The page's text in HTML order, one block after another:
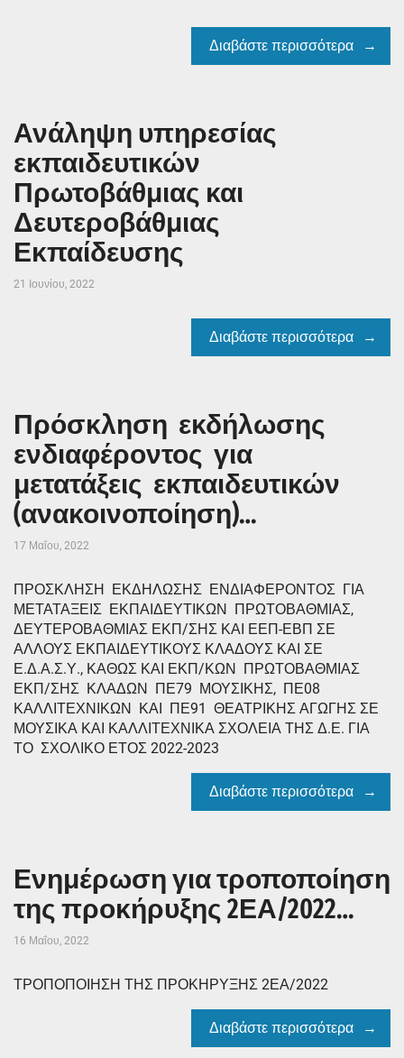
Διαβάστε περισσότερα
Ανάληψη υπηρεσίας
εκπαιδευτικών
Πρωτοβάθμιας και
Δευτεροβάθμιας
Εκπαίδευσης
21 Ιουνίου, 2022
Διαβάστε περισσότερα
Πρόσκληση εκδήλωσης
ενδιαφέροντος για
μετατάξεις εκπαιδευτικών
(ανακοινοποίηση)…
17 Μαΐου, 2022
ΠΡΟΣΚΛΗΣΗ ΕΚΔΗΛΩΣΗΣ ΕΝΔΙΑΦΕΡΟΝΤΟΣ ΓΙΑ
ΜΕΤΑΤΑΞΕΙΣ ΕΚΠΑΙΔΕΥΤΙΚΩΝ ΠΡΩΤΟΒΑΘΜΙΑΣ,
ΔΕΥΤΕΡΟΒΑΘΜΙΑΣ ΕΚΠ/ΣΗΣ ΚΑΙ ΕΕΠ-ΕΒΠ ΣΕ
ΑΛΛΟΥΣ ΕΚΠΑΙΔΕΥΤΙΚΟΥΣ ΚΛΑΔΟΥΣ ΚΑΙ ΣΕ
Ε.Δ.Α.Σ.Υ., ΚΑΘΩΣ ΚΑΙ ΕΚΠ/ΚΩΝ ΠΡΩΤΟΒΑΘΜΙΑΣ
ΕΚΠ/ΣΗΣ ΚΛΑΔΩΝ ΠΕ79 ΜΟΥΣΙΚΗΣ, ΠΕ08
ΚΑΛΛΙΤΕΧΝΙΚΩΝ ΚΑΙ ΠΕ91 ΘΕΑΤΡΙΚΗΣ ΑΓΩΓΗΣ ΣΕ
ΜΟΥΣΙΚΑ ΚΑΙ ΚΑΛΛΙΤΕΧΝΙΚΑ ΣΧΟΛΕΙΑ ΤΗΣ Δ.Ε. ΓΙΑ
ΤΟ ΣΧΟΛΙΚΟ ΕΤΟΣ 2022-2023
Διαβάστε περισσότερα
Ενημέρωση για τροποποίηση
της προκήρυξης 2ΕΑ/2022…
16 Μαΐου, 2022
ΤΡΟΠΟΠΟΙΗΣΗ ΤΗΣ ΠΡΟΚΗΡΥΞΗΣ 2ΕΑ/2022
Διαβάστε περισσότερα